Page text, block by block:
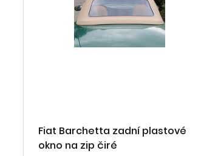
Fiat Barchetta zadní plastové
okno na zip čiré